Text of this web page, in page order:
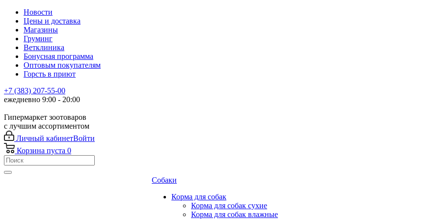
Новости
Цены и доставка
Магазины
Груминг
Ветклиника
Бонусная программа
Оптовым покупателям
Горсть в приют
+7 (383) 207-55-00
ежедневно 9:00 - 20:00
Гипермаркет зоотоваров
с лучшим ассортиментом
Личный кабинетВойти
Корзина пуста 0
Собаки
Корма для собак
Корма для собак сухие
Корма для собак влажные